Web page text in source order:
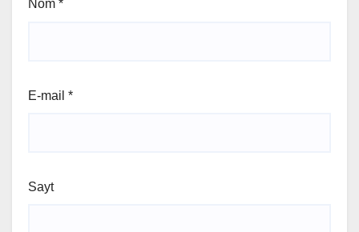
Nom *
E-mail *
Sayt